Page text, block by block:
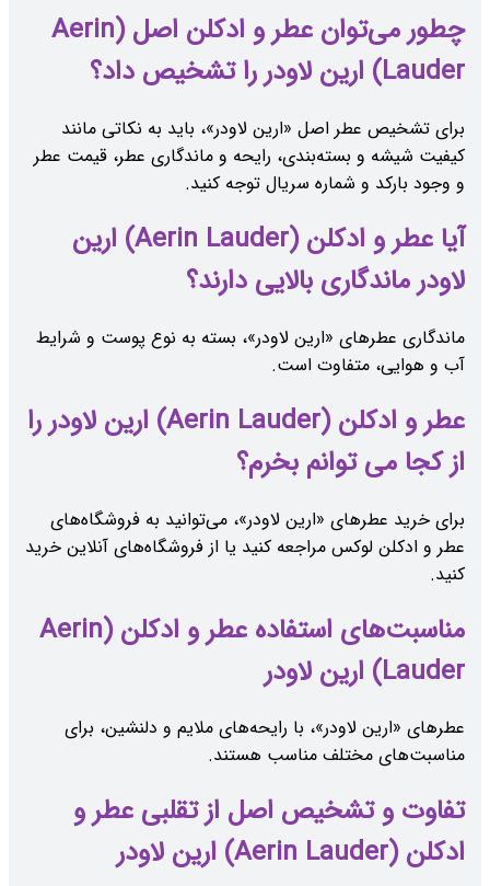
چطور می‌توان عطر و ادکلن اصل (Aerin
Lauder) ارین لاودر را تشخیص داد؟
برای تشخیص عطر اصل «ارین لاودر»، باید به نکاتی مانند
کیفیت شیشه و بسته‌بندی، رایحه و ماندگاری عطر، قیمت عطر
و وجود بارکد و شماره سریال توجه کنید.
آیا عطر و ادکلن (Aerin Lauder) ارین
لاودر ماندگاری بالایی دارند؟
ماندگاری عطرهای «ارین لاودر»، بسته به نوع پوست و شرایط
آب و هوایی، متفاوت است.
عطر و ادکلن (Aerin Lauder) ارین لاودر را
از کجا می توانم بخرم؟
برای خرید عطرهای «ارین لاودر»، می‌توانید به فروشگاه‌های
عطر و ادکلن لوکس مراجعه کنید یا از فروشگاه‌های آنلاین خرید
کنید.
مناسبت‌های استفاده عطر و ادکلن (Aerin
Lauder) ارین لاودر
عطرهای «ارین لاودر»، با رایحه‌های ملایم و دلنشین، برای
مناسبت‌های مختلف مناسب هستند.
تفاوت و تشخیص اصل از تقلبی عطر و
ادکلن (Aerin Lauder) ارین لاودر